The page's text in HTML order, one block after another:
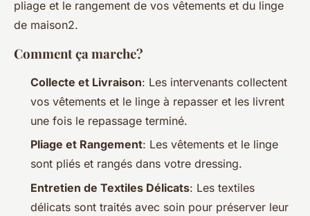
pliage et le rangement de vos vêtements et du linge
de maison2.
Comment ça marche?
Collecte et Livraison: Les intervenants collectent
vos vêtements et le linge à repasser et les livrent
une fois le repassage terminé.
Pliage et Rangement: Les vêtements et le linge
sont pliés et rangés dans votre dressing.
Entretien de Textiles Délicats: Les textiles
délicats sont traités avec soin pour préserver leur